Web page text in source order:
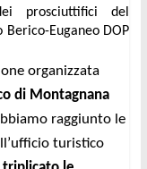
prosciuttifici del
Euganeo DOP
organizzata
di Montagnana
raggiunto le
turistico